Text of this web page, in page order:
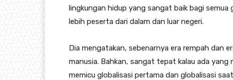
lingkungan hidup yang sangat baik bagi semua
lebih peserta dari dalam dan luar negeri.
Dia mengatakan, sebenarnya era rempah dan
manusia. Bahkan, sangat tepat kalau ada
memicu globalisasi pertama dan globalisasi